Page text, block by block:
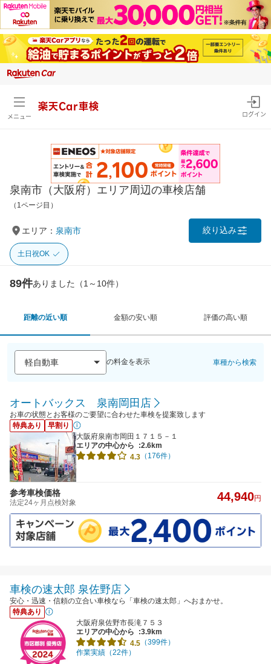
メニュー
楽天Car車検
ログイン
泉南市（大阪府）エリア周辺の車検店舗
（1ページ目）
エリア： 泉南市 絞り込み
土日祝OK
89件ありました（1～10件）
距離の近い順 金額の安い順 評価の高い順
の料金を表示 車種から検索
オートバックス 泉南岡田店
お車の状態とお客様のご要望に合わせた車検を提案致します
特典あり
早割り
大阪府泉南市岡田１７１５－１
エリアの中心から
:2.6km
4.3 （176件）
参考車検価格
法定24ヶ月点検対象 44,940円
車検の速太郎 泉佐野店
安心・迅速・信頼の立合い車検なら「車検の速太郎」へおまかせ。
特典あり
大阪府泉佐野市長滝７５３
エリアの中心から
:3.9km
4.5 （399件）
作業実績（22件）